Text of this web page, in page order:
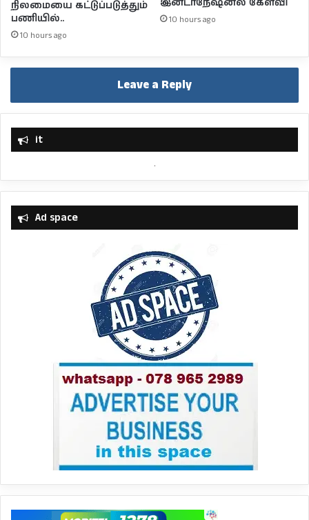
நிலமையை கட்டுப்படுத்தும்
பணியில்..
10 hours ago
10 hours ago
Leave a Reply
it
Ad space